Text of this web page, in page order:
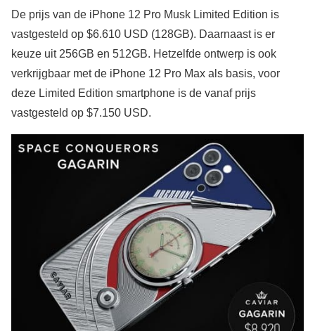
De prijs van de iPhone 12 Pro Musk Limited Edition is
vastgesteld op $6.610 USD (128GB). Daarnaast is er
keuze uit 256GB en 512GB. Hetzelfde ontwerp is ook
verkrijgbaar met de iPhone 12 Pro Max als basis, voor
deze Limited Edition smartphone is de vanaf prijs
vastgesteld op $7.150 USD.